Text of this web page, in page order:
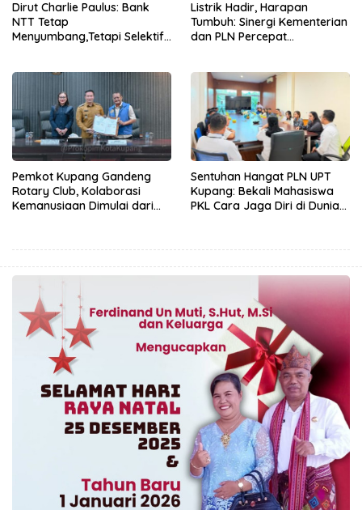
Dirut Charlie Paulus: Bank
NTT Tetap
Menyumbang,Tetapi Selektif
Listrik Hadir, Harapan
Tumbuh: Sinergi Kementerian
dan PLN Percepat
Pemkot Kupang Gandeng
Rotary Club, Kolaborasi
Kemanusiaan Dimulai dari
Sentuhan Hangat PLN UPT
Kupang: Bekali Mahasiswa
PKL Cara Jaga Diri di Dunia